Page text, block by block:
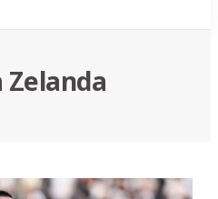
Zelanda